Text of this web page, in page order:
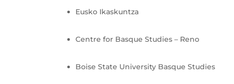
Eusko Ikaskuntza
Centre for Basque Studies – Reno
Boise State University Basque Studies